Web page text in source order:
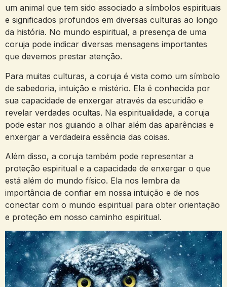
um animal que tem sido associado a símbolos espirituais
e significados profundos em diversas culturas ao longo
da história. No mundo espiritual, a presença de uma
coruja pode indicar diversas mensagens importantes
que devemos prestar atenção.
Para muitas culturas, a coruja é vista como um símbolo
de sabedoria, intuição e mistério. Ela é conhecida por
sua capacidade de enxergar através da escuridão e
revelar verdades ocultas. Na espiritualidade, a coruja
pode estar nos guiando a olhar além das aparências e
enxergar a verdadeira essência das coisas.
Além disso, a coruja também pode representar a
proteção espiritual e a capacidade de enxergar o que
está além do mundo físico. Ela nos lembra da
importância de confiar em nossa intuição e de nos
conectar com o mundo espiritual para obter orientação
e proteção em nosso caminho espiritual.